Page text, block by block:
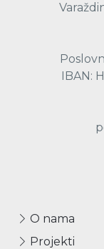
IBAN:
O nama
Projekti